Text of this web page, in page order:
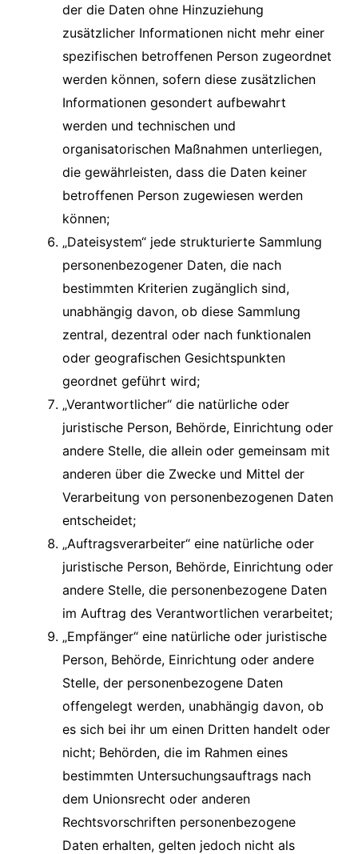
der die Daten ohne Hinzuziehung
zusätzlicher Informationen nicht mehr einer
spezifischen betroffenen Person zugeordnet
werden können, sofern diese zusätzlichen
Informationen gesondert aufbewahrt
werden und technischen und
organisatorischen Maßnahmen unterliegen,
die gewährleisten, dass die Daten keiner
betroffenen Person zugewiesen werden
können;
„Dateisystem“ jede strukturierte Sammlung
personenbezogener Daten, die nach
bestimmten Kriterien zugänglich sind,
unabhängig davon, ob diese Sammlung
zentral, dezentral oder nach funktionalen
oder geografischen Gesichtspunkten
geordnet geführt wird;
„Verantwortlicher“ die natürliche oder
juristische Person, Behörde, Einrichtung oder
andere Stelle, die allein oder gemeinsam mit
anderen über die Zwecke und Mittel der
Verarbeitung von personenbezogenen Daten
entscheidet;
„Auftragsverarbeiter“ eine natürliche oder
juristische Person, Behörde, Einrichtung oder
andere Stelle, die personenbezogene Daten
im Auftrag des Verantwortlichen verarbeitet;
„Empfänger“ eine natürliche oder juristische
Person, Behörde, Einrichtung oder andere
Stelle, der personenbezogene Daten
offengelegt werden, unabhängig davon, ob
es sich bei ihr um einen Dritten handelt oder
nicht; Behörden, die im Rahmen eines
bestimmten Untersuchungsauftrags nach
dem Unionsrecht oder anderen
Rechtsvorschriften personenbezogene
Daten erhalten, gelten jedoch nicht als